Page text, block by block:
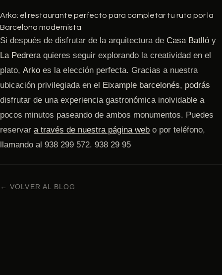
Arko: el restaurante perfecto para completar tu ruta por la
Barcelona modernista
Si después de disfrutar de la arquitectura de Casa Batlló y
La Pedrera quieres seguir explorando la creatividad en el
plato, Arko es la elección perfecta. Gracias a nuestra
ubicación privilegiada en el Eixample barcelonés, podrás
disfrutar de una experiencia gastronómica inolvidable a
pocos minutos paseando de ambos monumentos. Puedes
reservar a través de nuestra página web o por teléfono,
llamando al 938 299 572. 938 29 95
← VOLVER AL BLOG